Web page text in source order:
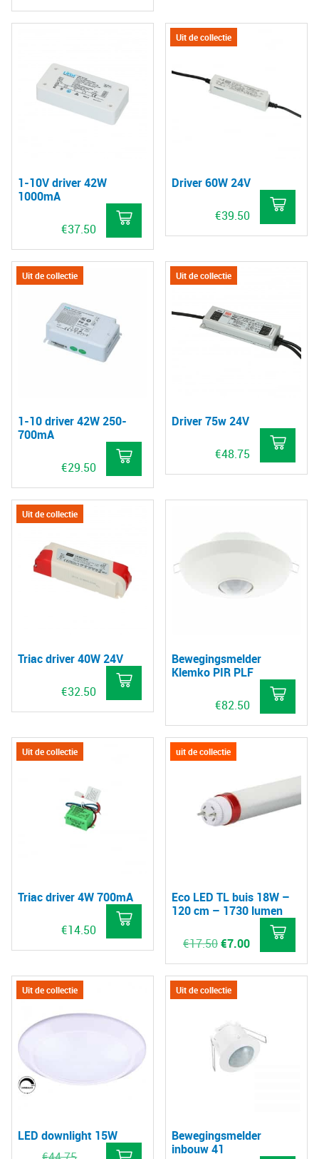
1-10V driver 42W
1000mA
€37.50
Uit de collectie
Driver 60W 24V
€39.50
Uit de collectie
1-10 driver 42W 250-
700mA
€29.50
Uit de collectie
Driver 75w 24V
€48.75
Uit de collectie
Triac driver 40W 24V
€32.50
Bewegingsmelder
Klemko PIR PLF
€82.50
Uit de collectie
Triac driver 4W 700mA
€14.50
uit de collectie
Eco LED TL buis 18W –
120 cm – 1730 lumen
€17.50Oorspronkelijke
was:
€17.50.
€7.00Huidige
prijs
is:
€7.00.
Dit
Uit de collectie
LED downlight 15W
Oorspronkelijke
Uit de collectie
Bewegingsmelder
inbouw 41